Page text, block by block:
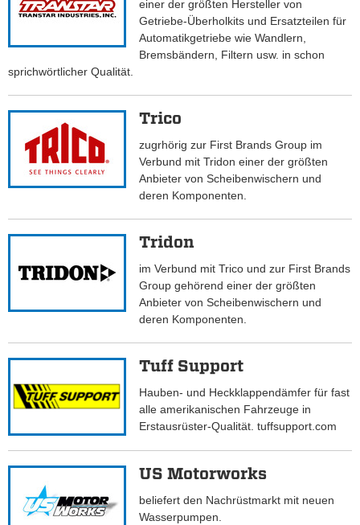
einer der größten Hersteller von
Getriebe-Überholkits und Ersatzteilen für
Automatikgetriebe wie Wandlern,
Bremsbändern, Filtern usw. in schon
sprichwörtlicher Qualität.
Trico
zugrhörig zur First Brands Group im
Verbund mit Tridon einer der größten
Anbieter von Scheibenwischern und
deren Komponenten.
Tridon
im Verbund mit Trico und zur First Brands
Group gehörend einer der größten
Anbieter von Scheibenwischern und
deren Komponenten.
Tuff Support
Hauben- und Heckklappendämfer für fast
alle amerikanischen Fahrzeuge in
Erstausrüster-Qualität. tuffsupport.com
US Motorworks
beliefert den Nachrüstmarkt mit neuen
Wasserpumpen.